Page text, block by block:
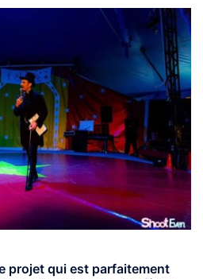
projet qui est parfaitement